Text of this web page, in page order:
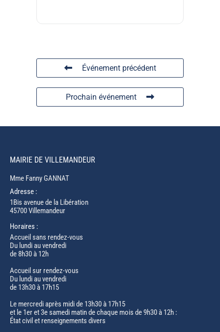
Événement précédent
Prochain événement
MAIRIE DE VILLEMANDEUR
Mme Fanny GANNAT
Adresse :
1Bis avenue de la Libération
45700 Villemandeur
Horaires :
Accueil sans rendez-vous
Du lundi au vendredi
de 8h30 à 12h
Accueil sur rendez-vous
Du lundi au vendredi
de 13h30 à 17h15
Le mercredi après midi de 13h30 à 17h15
et le 1er et 3e samedi matin de chaque mois de 9h30 à 12h :
État civil et renseignements divers